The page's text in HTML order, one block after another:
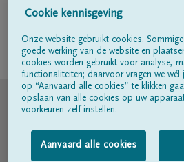
Volg ons op
© DELA
Cookie kennisgeving
Onze website gebruikt cookies.
goede werking van de website en
cookies worden gebruikt voor analyse,
functionaliteiten; daarvoor vragen we
op “Aanvaard alle cookies” te klikken
opslaan van alle cookies op uw
voorkeuren zelf instellen.
Aanvaard alle cookies